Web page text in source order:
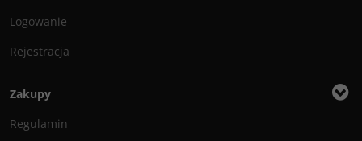
Logowanie
Rejestracja
Zakupy
Regulamin